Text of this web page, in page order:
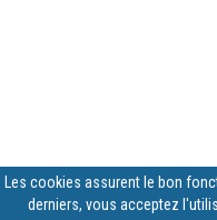
Les cookies assurent le bon
derniers, vous acceptez